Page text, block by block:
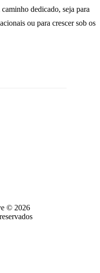
dedicado, seja para
ou para crescer sob os
© 2026